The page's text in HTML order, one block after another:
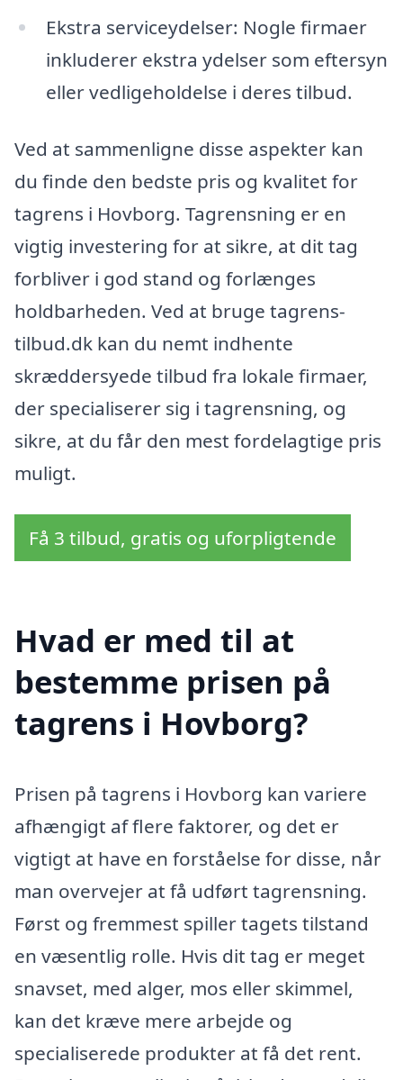
Ekstra serviceydelser: Nogle firmaer
inkluderer ekstra ydelser som eftersyn
eller vedligeholdelse i deres tilbud.
Ved at sammenligne disse aspekter kan
du finde den bedste pris og kvalitet for
tagrens i Hovborg. Tagrensning er en
vigtig investering for at sikre, at dit tag
forbliver i god stand og forlænges
holdbarheden. Ved at bruge tagrens-
tilbud.dk kan du nemt indhente
skræddersyede tilbud fra lokale firmaer,
der specialiserer sig i tagrensning, og
sikre, at du får den mest fordelagtige pris
muligt.
Få 3 tilbud, gratis og uforpligtende
Hvad er med til at
bestemme prisen på
tagrens i Hovborg?
Prisen på tagrens i Hovborg kan variere
afhængigt af flere faktorer, og det er
vigtigt at have en forståelse for disse, når
man overvejer at få udført tagrensning.
Først og fremmest spiller tagets tilstand
en væsentlig rolle. Hvis dit tag er meget
snavset, med alger, mos eller skimmel,
kan det kræve mere arbejde og
specialiserede produkter at få det rent.